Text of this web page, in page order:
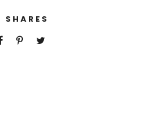
SHARES